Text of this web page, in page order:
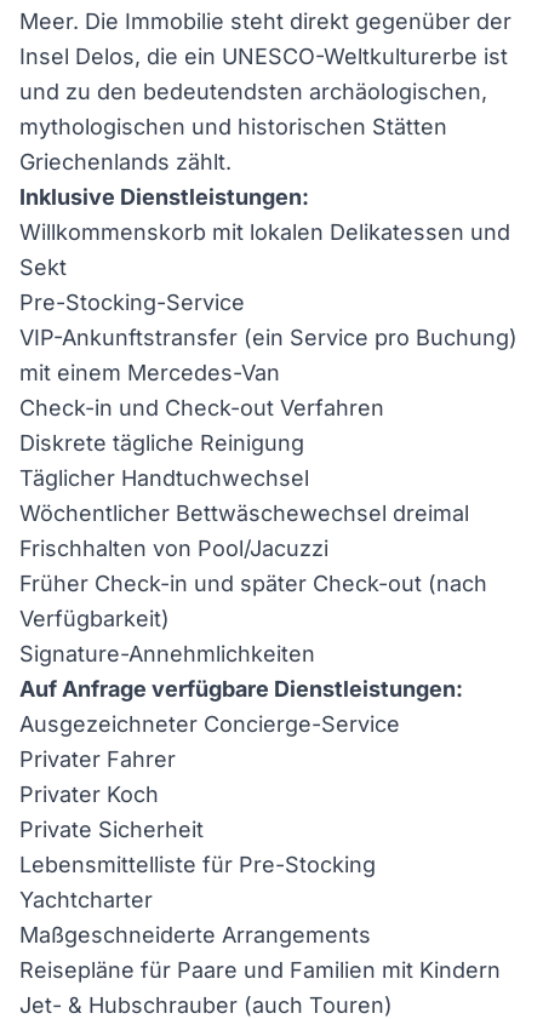
Meer. Die Immobilie steht direkt gegenüber der
Insel Delos, die ein UNESCO-Weltkulturerbe ist
und zu den bedeutendsten archäologischen,
mythologischen und historischen Stätten
Griechenlands zählt.
Inklusive Dienstleistungen:
Willkommenskorb mit lokalen Delikatessen und
Sekt
Pre-Stocking-Service
VIP-Ankunftstransfer (ein Service pro Buchung)
mit einem Mercedes-Van
Check-in und Check-out Verfahren
Diskrete tägliche Reinigung
Täglicher Handtuchwechsel
Wöchentlicher Bettwäschewechsel dreimal
Frischhalten von Pool/Jacuzzi
Früher Check-in und später Check-out (nach
Verfügbarkeit)
Signature-Annehmlichkeiten
Auf Anfrage verfügbare Dienstleistungen:
Ausgezeichneter Concierge-Service
Privater Fahrer
Privater Koch
Private Sicherheit
Lebensmittelliste für Pre-Stocking
Yachtcharter
Maßgeschneiderte Arrangements
Reisepläne für Paare und Familien mit Kindern
Jet- & Hubschrauber (auch Touren)